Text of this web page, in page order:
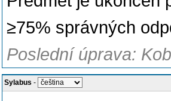
≥75% správných
Poslední úprava:
Sylabus -